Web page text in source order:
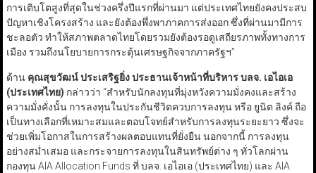
การเติบโตสูงที่สุดในช่วงครึ่งปีแรกที่ผ่านมา แต่ประเทศไทยยังคงประสบ
ปัญหาเชิงโครงสร้าง และยังต้องพึ่งพาภาคการส่งออก ซึ่งที่ผ่านมามีการ
ชะลอตัว ทำให้สภาพตลาดไทยโดยรวมยังต้องรอดูเสถียรภาพทั้งทางการ
เมือง รวมถึงนโยบายการกระตุ้นเศรษฐกิจจากภาครัฐฯ”
ด้าน คุณสุขวัฒน์ ประเสริฐยิ่ง ประธานเจ้าหน้าที่บริหาร บลจ. เอไอเอ
(ประเทศไทย) กล่าวว่า “สำหรับนักลงทุนที่มุ่งหวังความมั่งคงและสร้าง
ความมั่งคั่งนั้น การลงทุนในประกันชีวิตควบการลงทุน หรือ ยูนิต ลิงค์ ถือ
เป็นทางเลือกที่เหมาะสมและตอบโจทย์สำหรับการลงทุนระยะยาว ซึ่งจะ
ช่วยเพิ่มโอกาสในการสร้างผลตอบแทนที่ยั่งยืน นอกจากนี้ การลงทุน
อย่างสม่ำเสมอ และกระจายการลงทุนในสินทรัพย์ต่าง ๆ ทั่วโลกผ่าน
กองทุน AIA Allocation Funds ที่ บลจ. เอไอเอ (ประเทศไทย) และ AIA